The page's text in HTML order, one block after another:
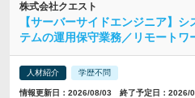
株式会社クエスト
【サーバーサイドエンジニア】
テムの運用保守業務／リモートワ
人材紹介 学歴不問
情報更新日：2026/08/03 終了予定日：2026/